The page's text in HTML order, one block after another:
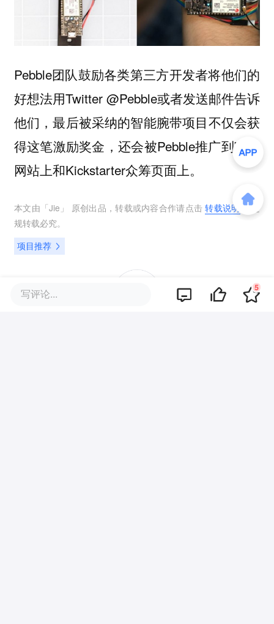
Pebble团队鼓励各类第三方开发者将他们的
好想法用Twitter @Pebble或者发送邮件告诉
他们，最后被采纳的智能腕带项目不仅会获
得这笔激励奖金，还会被Pebble推广到它的
网站上和Kickstarter众筹页面上。
本文由「Jie 」 原创出品，转载或内容合作请点击转载说明 ，违
规转载必究。
项目推荐
写评论... 5